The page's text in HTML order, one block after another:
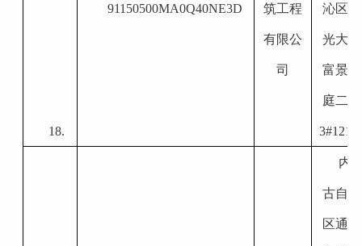
18.
91150500MA0Q40NE3D 筑工程
有限公
司
沁区红
光大街
富景华
庭二期
3#121
内
古自治
区通辽